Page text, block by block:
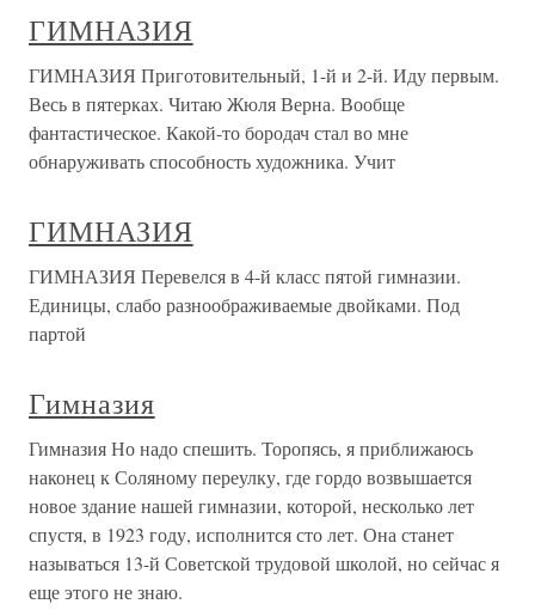
ГИМНАЗИЯ
ГИМНАЗИЯ Приготовительный, 1-й и 2-й. Иду первым.
Весь в пятерках. Читаю Жюля Верна. Вообще
фантастическое. Какой-то бородач стал во мне
обнаруживать способность художника. Учит
ГИМНАЗИЯ
ГИМНАЗИЯ Перевелся в 4-й класс пятой гимназии.
Единицы, слабо разноображиваемые двойками. Под
партой
Гимназия
Гимназия Но надо спешить. Торопясь, я приближаюсь
наконец к Соляному переулку, где гордо возвышается
новое здание нашей гимназии, которой, несколько лет
спустя, в 1923 году, исполнится сто лет. Она станет
называться 13-й Советской трудовой школой, но сейчас я
еще этого не знаю.